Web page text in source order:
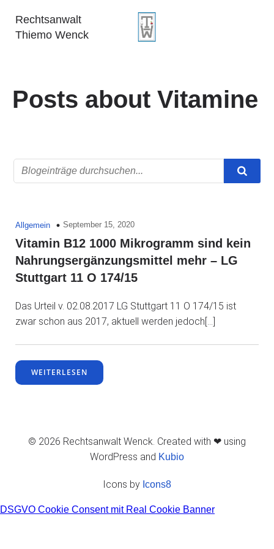
Rechtsanwalt
Thiemo Wenck
Posts about Vitamine
Allgemein September 15, 2020
Vitamin B12 1000 Mikrogramm sind kein
Nahrungsergänzungsmittel mehr – LG
Stuttgart 11 O 174/15
Das Urteil v. 02.08.2017 LG Stuttgart 11 O 174/15 ist
zwar schon aus 2017, aktuell werden jedoch[…]
WEITERLESEN
© 2026 Rechtsanwalt Wenck. Created with ❤ using
WordPress and Kubio
Icons by Icons8
DSGVO Cookie Consent mit Real Cookie Banner